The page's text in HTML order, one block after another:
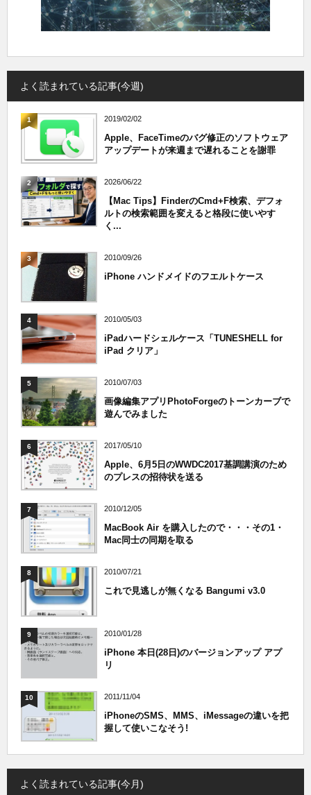
よく読まれている記事(今週)
1 2019/02/02
Apple、FaceTimeのバグ修正のソフトウェア
アップデートが来週まで遅れることを謝罪
2 2026/06/22
【Mac Tips】FinderのCmd+F検索、デフォ
ルトの検索範囲を変えると格段に使いやす
く...
3 2010/09/26
iPhone ハンドメイドのフエルトケース
4 2010/05/03
iPadハードシェルケース「TUNESHELL for
iPad クリア」
5 2010/07/03
画像編集アプリPhotoForgeのトーンカーブで
遊んでみました
6 2017/05/10
Apple、6月5日のWWDC2017基調講演のため
のプレスの招待状を送る
7 2010/12/05
MacBook Air を購入したので・・・その1・
Mac同士の同期を取る
8 2010/07/21
これで見逃しが無くなる Bangumi v3.0
9 2010/01/28
iPhone 本日(28日)のバージョンアップ アプ
リ
10 2011/11/04
iPhoneのSMS、MMS、iMessageの違いを把
握して使いこなそう!
よく読まれている記事(今月)